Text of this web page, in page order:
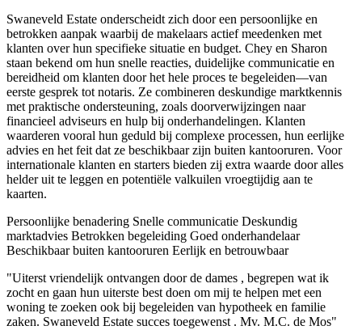
Swaneveld Estate onderscheidt zich door een persoonlijke en
betrokken aanpak waarbij de makelaars actief meedenken met
klanten over hun specifieke situatie en budget. Chey en Sharon
staan bekend om hun snelle reacties, duidelijke communicatie en
bereidheid om klanten door het hele proces te begeleiden—van
eerste gesprek tot notaris. Ze combineren deskundige marktkennis
met praktische ondersteuning, zoals doorverwijzingen naar
financieel adviseurs en hulp bij onderhandelingen. Klanten
waarderen vooral hun geduld bij complexe processen, hun eerlijke
advies en het feit dat ze beschikbaar zijn buiten kantooruren. Voor
internationale klanten en starters bieden zij extra waarde door alles
helder uit te leggen en potentiële valkuilen vroegtijdig aan te
kaarten.
Persoonlijke benadering Snelle communicatie Deskundig
marktadvies Betrokken begeleiding Goed onderhandelaar
Beschikbaar buiten kantooruren Eerlijk en betrouwbaar
"Uiterst vriendelijk ontvangen door de dames , begrepen wat ik
zocht en gaan hun uiterste best doen om mij te helpen met een
woning te zoeken ook bij begeleiden van hypotheek en familie
zaken. Swaneveld Estate succes toegewenst . Mv. M.C. de Mos"